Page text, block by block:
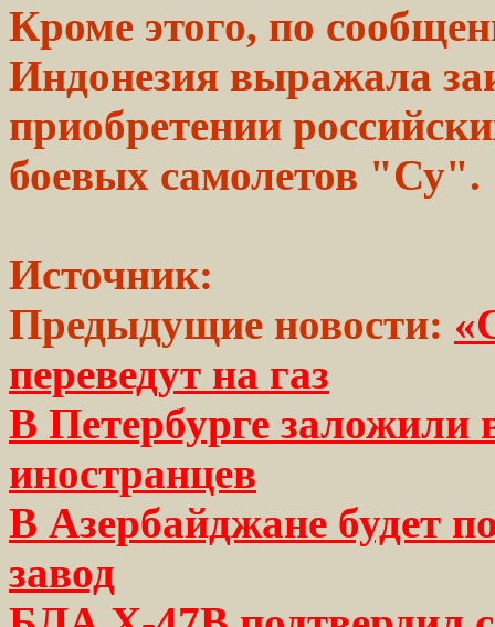
Кроме этого, по
Индонезия выражала
приобретении
боевых самолетов "Су".
Источник:
Предыдущие новости:
переведут на газ
В Петербурге
иностранцев
В Азербайджане будет
завод